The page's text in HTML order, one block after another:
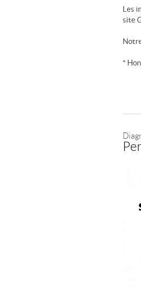
Les
site
*